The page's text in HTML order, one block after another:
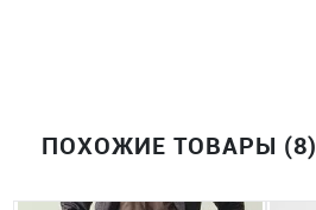
ПОХОЖИЕ ТОВАРЫ (8)